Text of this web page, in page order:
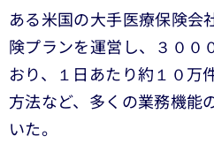
ある米国の大手医療保険会
険プランを運営し、３００
おり、１日あたり約１０万
方法など、多くの業務機能
いた。